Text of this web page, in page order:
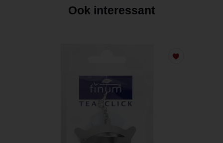
Ook interessant